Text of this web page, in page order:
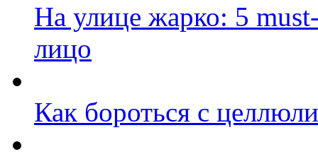
На улице жарко: 5
лицо
Как бороться с